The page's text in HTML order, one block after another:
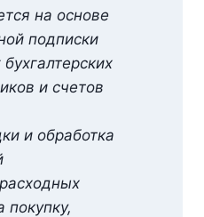
на основе
подписки
и счетов
и обработка
покупку,